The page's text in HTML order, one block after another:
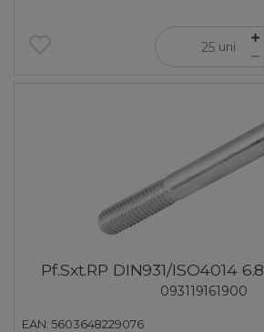
uni
Pf.Sxt.RP DIN931/ISO4014
093119161900
EAN: 5603648229076